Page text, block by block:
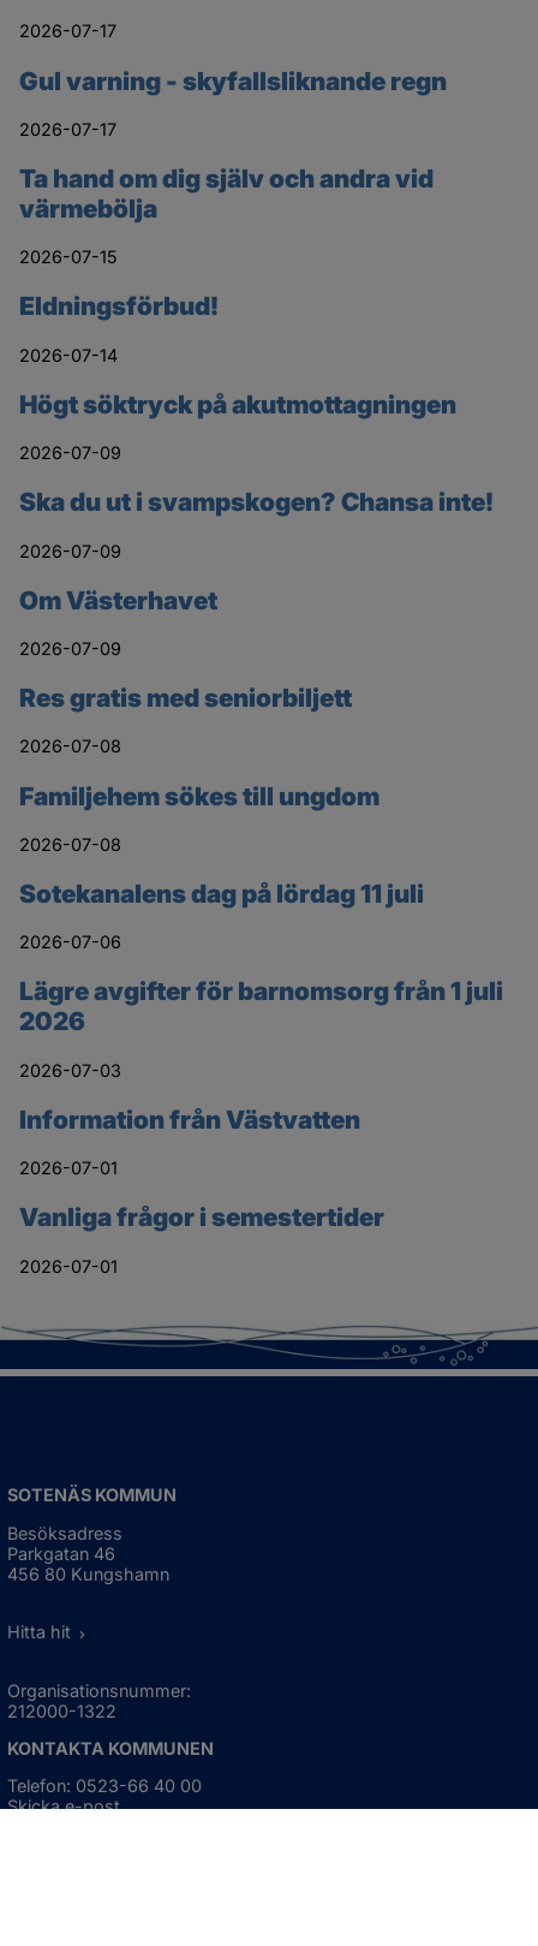
2026-07-17
Gul varning - skyfallsliknande regn
2026-07-17
Ta hand om dig själv och andra vid
värmebölja
2026-07-15
Eldningsförbud!
2026-07-14
Högt söktryck på akutmottagningen
2026-07-09
Ska du ut i svampskogen? Chansa inte!
2026-07-09
Om Västerhavet
2026-07-09
Res gratis med seniorbiljett
2026-07-08
Familjehem sökes till ungdom
2026-07-08
Sotekanalens dag på lördag 11 juli
2026-07-06
Lägre avgifter för barnomsorg från 1 juli
2026
2026-07-03
Information från Västvatten
2026-07-01
Vanliga frågor i semestertider
2026-07-01
SOTENÄS KOMMUN
Besöksadress
Parkgatan 46
456 80 Kungshamn
Hitta hit
Organisationsnummer:
212000-1322
KONTAKTA KOMMUNEN
Telefon: 0523-66 40 00
Skicka e-post